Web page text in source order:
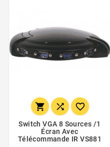
  
Switch VGA 8 Sources /1
Écran Avec
Télécommande IR VS881